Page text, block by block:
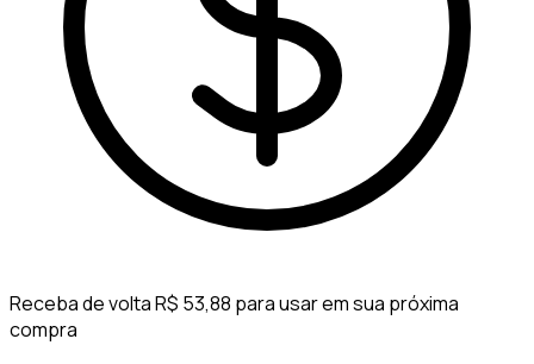
Receba de volta R$ 53,88 para usar em sua próxima
compra